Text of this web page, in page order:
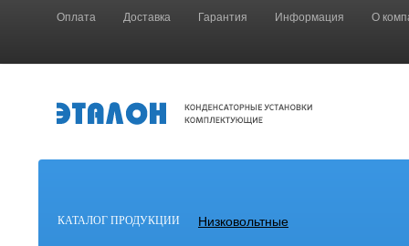
Оплата Доставка Гарантия Информация О
КАТАЛОГ ПРОДУКЦИИ Низковольтные